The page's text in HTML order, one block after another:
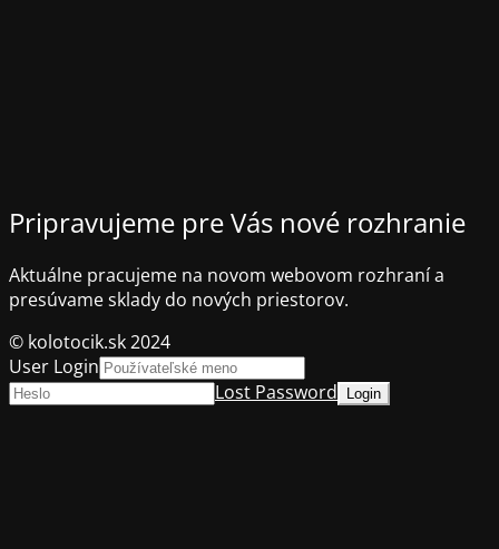
Pripravujeme pre Vás nové rozhranie
Aktuálne pracujeme na novom webovom rozhraní a
presúvame sklady do nových priestorov.
© kolotocik.sk 2024
User Login
Lost Password